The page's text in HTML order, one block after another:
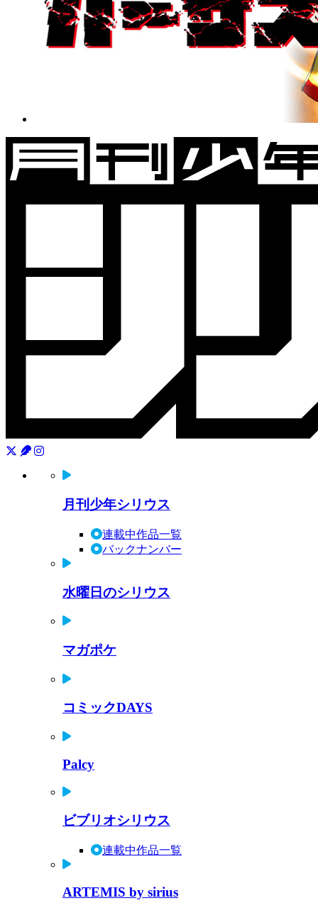
月刊少年シリウス
連載中作品一覧
バックナンバー
水曜日のシリウス
マガポケ
コミックDAYS
Palcy
ビブリオシリウス
連載中作品一覧
ARTEMIS by sirius